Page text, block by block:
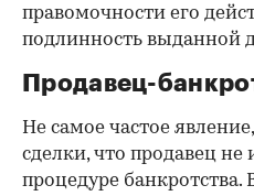
правомочности его
подлинность выданной
Продавец-
Не самое частое
сделки, что продавец
процедуре банкротства.